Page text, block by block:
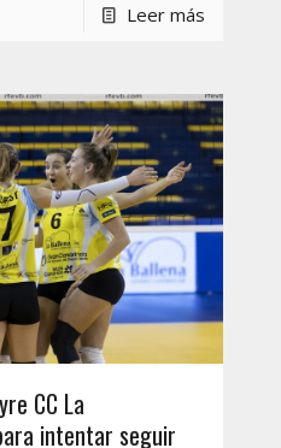
Leer más
CC La
intentar seguir